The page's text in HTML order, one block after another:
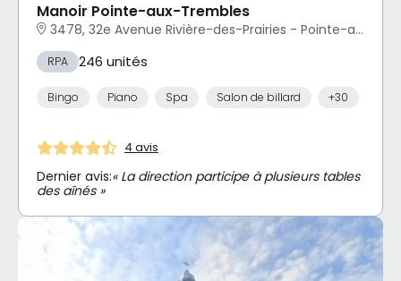
Manoir Pointe-aux-Trembles
3478, 32e Avenue Rivière-des-Prairies - Pointe-aux-Trembles, Montréal, QC
RPA 246 unités
Bingo Piano Spa Salon de billard +30
4 avis
Dernier avis:« La direction participe à plusieurs tables
des aînés »